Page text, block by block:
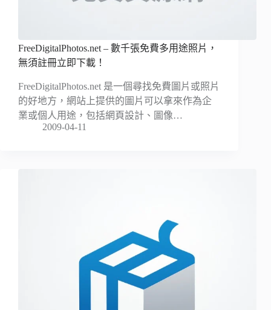
FreeDigitalPhotos.net – 數千張免費多用途照片，
無須註冊立即下載！
FreeDigitalPhotos.net 是一個尋找免費圖片或照片
的好地方，網站上提供的圖片可以拿來作為企
業或個人用途，包括網頁設計、圖像…
2009-04-11